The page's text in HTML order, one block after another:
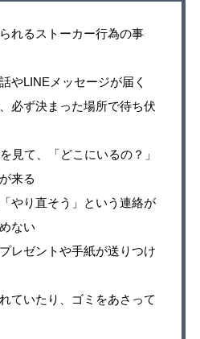
れるストーカー行為の事
やLINEメッセージが届く
必ず決まった場所で待ち伏
見て、「どこにいるの？」
来る
やり直そう」という連絡が
ない
レゼントや手紙が送りつけ
ていたり、ゴミをあさって